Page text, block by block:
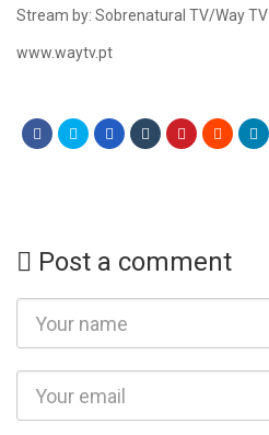
Stream by: Sobrenatural TV/Way TV
www.waytv.pt
Post a comment